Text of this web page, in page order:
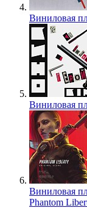
Виниловая
Виниловая
Виниловая
Phantom